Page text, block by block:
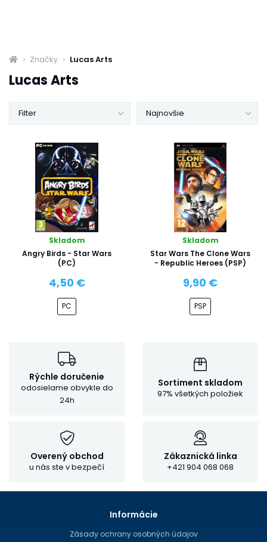
Značky Lucas Arts
Lucas Arts
Najnovšie
Filter
Skladom
Angry Birds - Star Wars
(PC)
4,50 €
PC
Skladom
Star Wars The Clone Wars
- Republic Heroes (PSP)
9,90 €
PSP
Rýchle doručenie
odosielame obvykle do
24h
Sortiment skladom
97% všetkých položiek
Overený obchod
u nás ste v bezpečí
Zákaznická linka
+421 904 068 068
Informácie
Zásady ochrany osobných údajov